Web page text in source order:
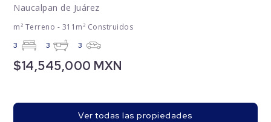
Naucalpan de Juárez
m² Terreno - 311m² Construidos
3 3 3
$14,545,000 MXN
Ver todas las propiedades